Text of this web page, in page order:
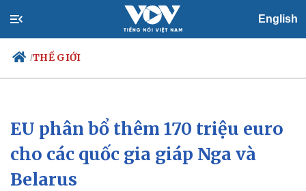
English
/THẾ GIỚI
Chính trị
Đảng
Tổ chức nhân sự
Quốc hội
Xã hội
Tin 24h
Dự báo thời tiết
EU phân bổ thêm 170 triệu euro
cho các quốc gia giáp Nga và
Belarus